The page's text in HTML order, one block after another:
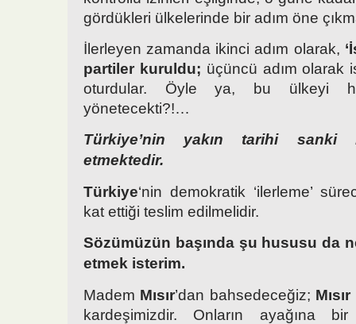
gördükleri ülkelerinde bir adım öne
İlerleyen zamanda ikinci adım olarak,
partiler kuruldu; üçüncü adım olarak
oturdular. Öyle ya, bu ülkeyi
yönetecekti?!…
Türkiye’nin yakın tarihi sanki
etmektedir.
Türkiye‘nin demokratik ‘ilerleme’
kat ettiği teslim edilmelidir.
Sözümüzün başında şu hususu da
etmek isterim.
Madem Mısır’dan bahsedeceğiz; Mısır
kardeşimizdir. Onların ayağına